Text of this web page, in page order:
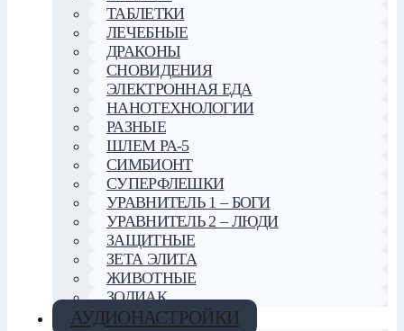
ТАБЛЕТКИ
ЛЕЧЕБНЫЕ
ДРАКОНЫ
СНОВИДЕНИЯ
ЭЛЕКТРОННАЯ ЕДА
НАНОТЕХНОЛОГИИ
РАЗНЫЕ
ШЛЕМ РА-5
СИМБИОНТ
СУПЕРФЛЕШКИ
УРАВНИТЕЛЬ 1 – БОГИ
УРАВНИТЕЛЬ 2 – ЛЮДИ
ЗАЩИТНЫЕ
ЗЕТА ЭЛИТА
ЖИВОТНЫЕ
ЗОДИАК
АУДИОНАСТРОЙКИ